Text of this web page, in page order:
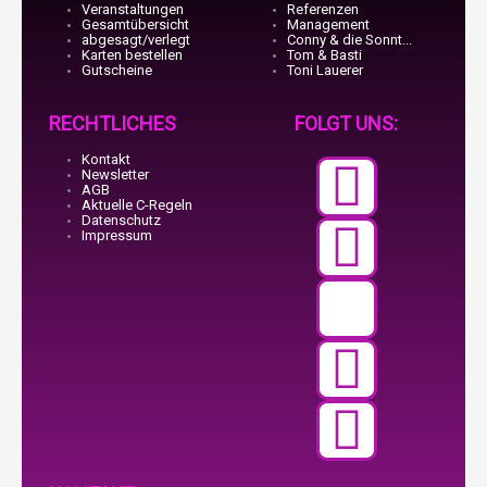
Veranstaltungen
Gesamtübersicht
abgesagt/verlegt
Karten bestellen
Gutscheine
Referenzen
Management
Conny & die Sonnt...
Tom & Basti
Toni Lauerer
RECHTLICHES
Kontakt
Newsletter
AGB
Aktuelle C-Regeln
Datenschutz
Impressum
FOLGT UNS:
f
X-